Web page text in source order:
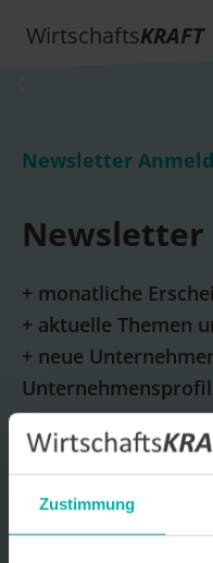
Zustimmung
WirtschaftsKRAFT
Newsletter
+ monatliche
+ aktuelle Themen
+ neue
E-Mail *